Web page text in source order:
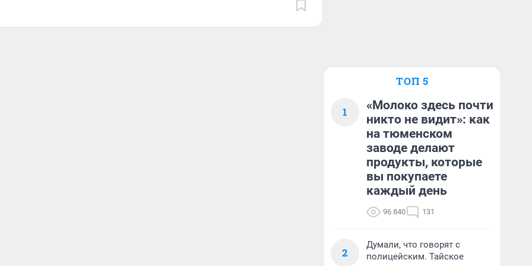
ТОП 5
1
«Молоко здесь почти
никто не видит»: как
на тюменском
заводе делают
продукты, которые
вы покупаете
каждый день
96 840 131
2
Думали, что говорят с
полицейским. Тайское